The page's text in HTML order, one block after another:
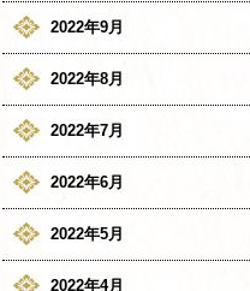
2022年9月
2022年8月
2022年7月
2022年6月
2022年5月
2022年4月